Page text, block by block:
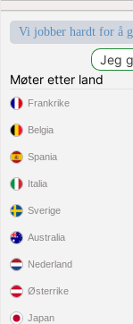
Vi jobber hardt for å
Møter etter land
Frankrike
Belgia
Spania
Italia
Sverige
Australia
Nederland
Østerrike
Japan